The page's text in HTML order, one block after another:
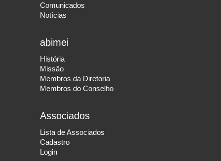
Comunicados
Notícias
abimei
História
Missão
Membros da Diretoria
Membros do Conselho
Associados
Lista de Associados
Cadastro
Login